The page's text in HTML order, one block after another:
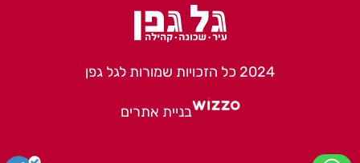
2024 כל הזכויות שמורות לגל גפן
בניית אתרים